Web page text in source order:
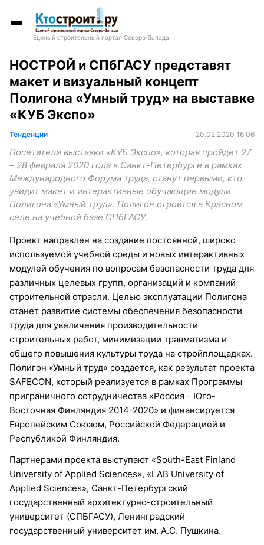
Единый строительный портал Северо-Запада
НОСТРОЙ и СПбГАСУ представят
макет и визуальный концепт
Полигона «Умный труд» на выставке
«КУБ Экспо»
Тенденции 20.02.2020 16:06
Посетители выставки «КУБ Экспо», которая пройдет 27
– 28 февраля 2020 года в Санкт-Петербурге в рамках
Международного Форума труда, станут первыми, кто
увидит макет и интерактивные обучающие модули
Полигона «Умный труд». Полигон строится в Красном
селе на учебной базе СПбГАСУ.
Проект направлен на создание постоянной, широко
используемой учебной среды и новых интерактивных
модулей обучения по вопросам безопасности труда для
различных целевых групп, организаций и компаний
строительной отрасли. Целью эксплуатации Полигона
станет развитие системы обеспечения безопасности
труда для увеличения производительности
строительных работ, минимизации травматизма и
общего повышения культуры труда на стройплощадках.
Полигон «Умный труд» создается, как результат проекта
SAFECON, который реализуется в рамках Программы
приграничного сотрудничества «Россия - Юго-
Восточная Финляндия 2014-2020» и финансируется
Европейским Союзом, Российской Федерацией и
Республикой Финляндия.
Партнерами проекта выступают «South-East Finland
University of Applied Sciences», «LAB University of
Applied Sciences», Санкт-Петербургский
государственный архитектурно-строительный
университет (СПБГАСУ), Ленинградский
государственный университет им. А.С. Пушкина.